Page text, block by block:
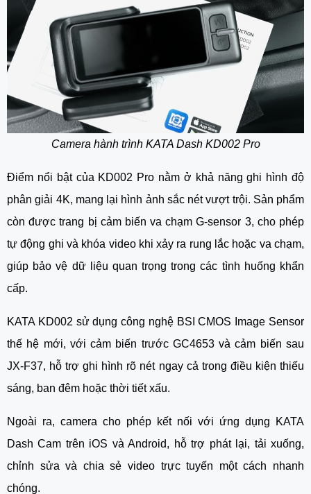
Camera hành trình KATA Dash KD002 Pro
Điểm nổi bật của KD002 Pro nằm ở khả năng ghi hình độ
phân giải 4K, mang lại hình ảnh sắc nét vượt trội. Sản phẩm
còn được trang bị cảm biến va chạm G-sensor 3, cho phép
tự động ghi và khóa video khi xảy ra rung lắc hoặc va chạm,
giúp bảo vệ dữ liệu quan trọng trong các tình huống khẩn
cấp.
KATA KD002 sử dụng công nghệ BSI CMOS Image Sensor
thế hệ mới, với cảm biến trước GC4653 và cảm biến sau
JX-F37, hỗ trợ ghi hình rõ nét ngay cả trong điều kiện thiếu
sáng, ban đêm hoặc thời tiết xấu.
Ngoài ra, camera cho phép kết nối với ứng dụng KATA
Dash Cam trên iOS và Android, hỗ trợ phát lại, tải xuống,
chỉnh sửa và chia sẻ video trực tuyến một cách nhanh
chóng.